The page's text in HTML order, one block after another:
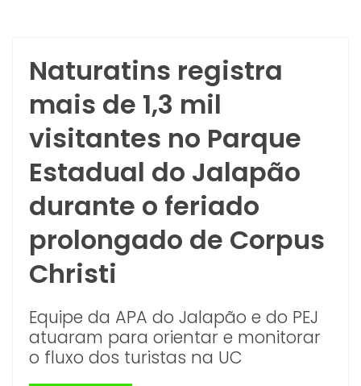
Naturatins registra
mais de 1,3 mil
visitantes no Parque
Estadual do Jalapão
durante o feriado
prolongado de Corpus
Christi
Equipe da APA do Jalapão e do PEJ
atuaram para orientar e monitorar
o fluxo dos turistas na UC